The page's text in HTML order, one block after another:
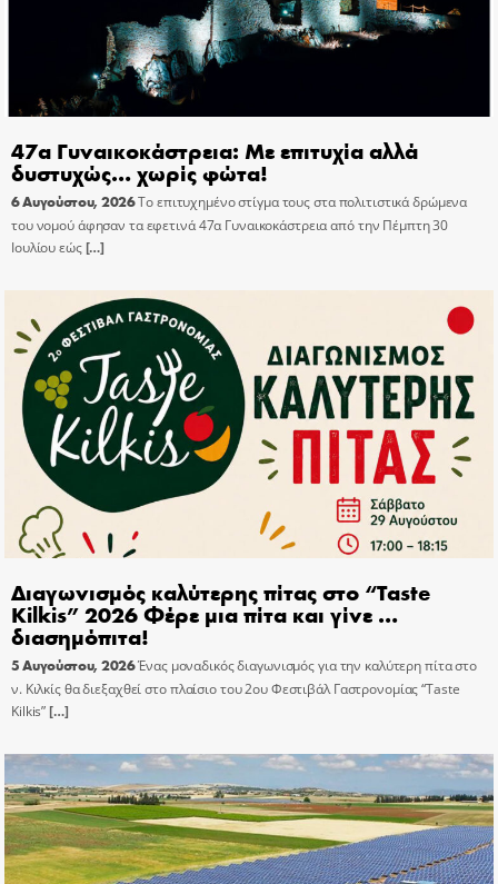
47α Γυναικοκάστρεια: Με επιτυχία αλλά
δυστυχώς… χωρίς φώτα!
6 Αυγούστου, 2026Το επιτυχημένο στίγμα τους στα πολιτιστικά δρώμενα
του νομού άφησαν τα εφετινά 47α Γυναικοκάστρεια από την Πέμπτη 30
Ιουλίου εώς[…]
Διαγωνισμός καλύτερης πίτας στο “Taste
Kilkis” 2026 Φέρε μια πίτα και γίνε …
διασημόπιτα!
5 Αυγούστου, 2026Ένας μοναδικός διαγωνισμός για την καλύτερη πίτα στο
ν. Κιλκίς θα διεξαχθεί στο πλαίσιο του 2ου Φεστιβάλ Γαστρονομίας “Taste
Kilkis”[…]